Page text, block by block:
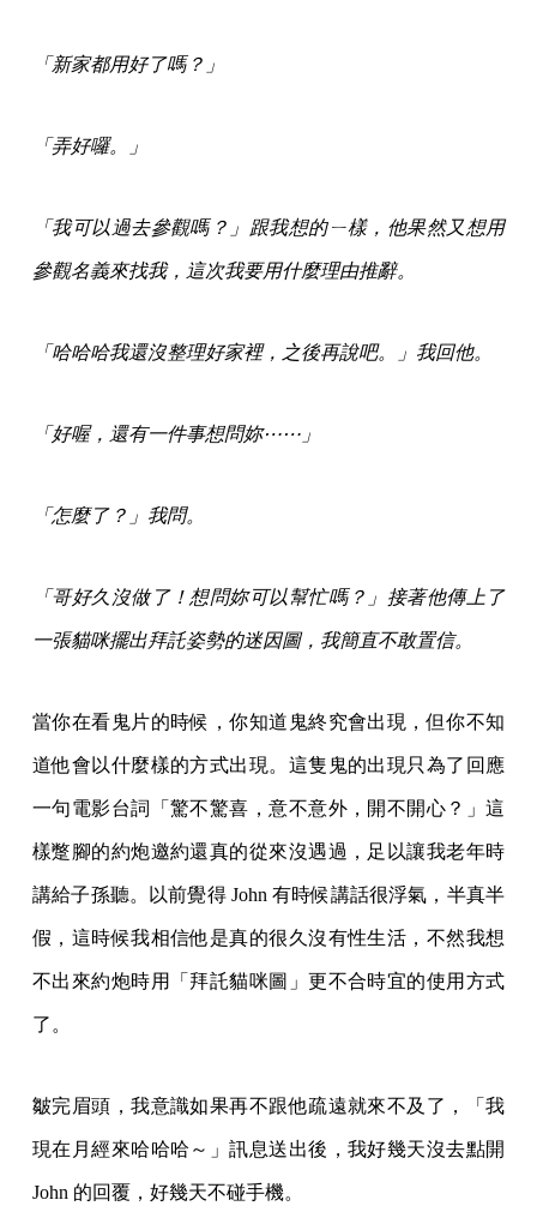
「新家都用好了嗎？」
「弄好囉。」
「我可以過去參觀嗎？」跟我想的ㄧ樣，他果然又想用
參觀名義來找我，這次我要用什麼理由推辭。
「哈哈哈我還沒整理好家裡，之後再說吧。」我回他。
「好喔，還有一件事想問妳⋯⋯」
「怎麼了？」我問。
「哥好久沒做了！想問妳可以幫忙嗎？」接著他傳上了
一張貓咪擺出拜託姿勢的迷因圖，我簡直不敢置信。
當你在看鬼片的時候，你知道鬼終究會出現，但你不知
道他會以什麼樣的方式出現。這隻鬼的出現只為了回應
一句電影台詞「驚不驚喜，意不意外，開不開心？」這
樣蹩腳的約炮邀約還真的從來沒遇過，足以讓我老年時
講給子孫聽。以前覺得 John 有時候講話很浮氣，半真半
假，這時候我相信他是真的很久沒有性生活，不然我想
不出來約炮時用「拜託貓咪圖」更不合時宜的使用方式
了。
皺完眉頭，我意識如果再不跟他疏遠就來不及了，「我
現在月經來哈哈哈～」訊息送出後，我好幾天沒去點開
John 的回覆，好幾天不碰手機。